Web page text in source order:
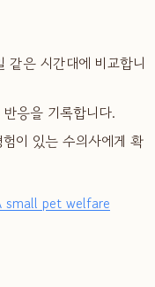
같은 시간대에 비교합니
응을 기록합니다.
이 있는 수의사에게 확
small pet welfare